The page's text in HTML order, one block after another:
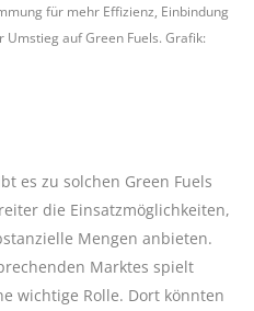
für mehr Effizienz, Einbindung
auf Green Fuels. Grafik:
es zu solchen Green Fuels
die Einsatzmöglichkeiten,
Mengen anbieten.
Marktes spielt
wichtige Rolle. Dort könnten